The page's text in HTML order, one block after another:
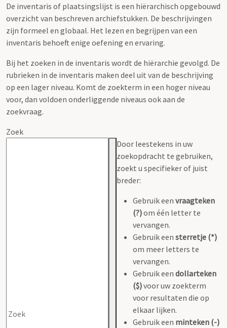
De inventaris of plaatsingslijst is een hiërarchisch opgebouwd
overzicht van beschreven archiefstukken. De beschrijvingen
zijn formeel en globaal. Het lezen en begrijpen van een
inventaris behoeft enige oefening en ervaring.
Bij het zoeken in de inventaris wordt de hiërarchie gevolgd. De
rubrieken in de inventaris maken deel uit van de beschrijving
op een lager niveau. Komt de zoekterm in een hoger niveau
voor, dan voldoen onderliggende niveaus ook aan de
zoekvraag.
Zoek
Door leestekens in uw
zoekopdracht te gebruiken,
zoekt u specifieker of juist
breder:
Gebruik een vraagteken
(?)om één letter te
vervangen.
Gebruik een sterretje (*)
om meer letters te
vervangen.
Gebruik een dollarteken
($)voor uw zoekterm
voor resultaten die op
elkaar lijken.
Gebruik een minteken (-)